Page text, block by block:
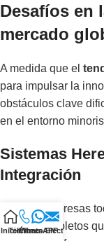
Desafíos en
mercado
A medida que el
para impulsar la
obstáculos clave
en el entorno
Sistemas
Integración
Muchas empresas
de TPV obsoletos
Inicio
Teléfono
WhatsAPP
Correo Electrónico